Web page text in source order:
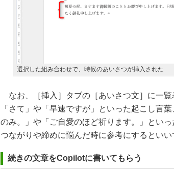
選択した組み合わせで、時候のあいさつが挿入された
なお、［挿入］タブの［あいさつ文］に一
「さて」や「早速ですが」といった起こし言
のみ。」や「ご自愛のほど祈ります。」とい
つながりや締めに悩んだ時に参考にするといい
続きの文章をCopilotに書いてもらう